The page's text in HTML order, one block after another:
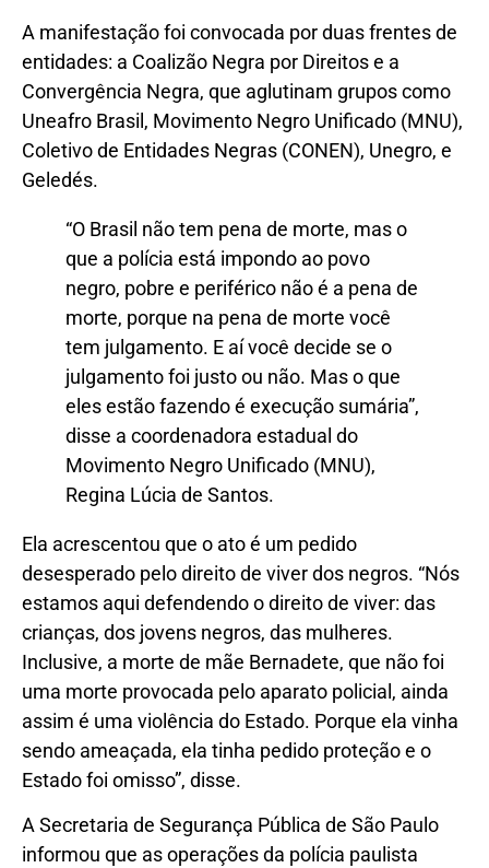
A manifestação foi convocada por duas frentes de
entidades: a Coalizão Negra por Direitos e a
Convergência Negra, que aglutinam grupos como
Uneafro Brasil, Movimento Negro Unificado (MNU),
Coletivo de Entidades Negras (CONEN), Unegro, e
Geledés.
“O Brasil não tem pena de morte, mas o
que a polícia está impondo ao povo
negro, pobre e periférico não é a pena de
morte, porque na pena de morte você
tem julgamento. E aí você decide se o
julgamento foi justo ou não. Mas o que
eles estão fazendo é execução sumária”,
disse a coordenadora estadual do
Movimento Negro Unificado (MNU),
Regina Lúcia de Santos.
Ela acrescentou que o ato é um pedido
desesperado pelo direito de viver dos negros. “Nós
estamos aqui defendendo o direito de viver: das
crianças, dos jovens negros, das mulheres.
Inclusive, a morte de mãe Bernadete, que não foi
uma morte provocada pelo aparato policial, ainda
assim é uma violência do Estado. Porque ela vinha
sendo ameaçada, ela tinha pedido proteção e o
Estado foi omisso”, disse.
A Secretaria de Segurança Pública de São Paulo
informou que as operações da polícia paulista